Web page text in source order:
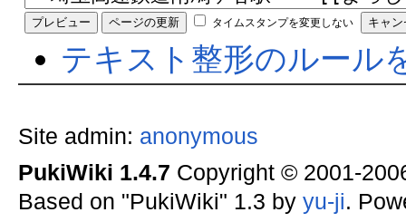
タイムスタンプを変更しない
テキスト整形のルール
Site admin: anonymous
PukiWiki 1.4.7 Copyright © 2001-
Based on "PukiWiki" 1.3 by yu-ji.